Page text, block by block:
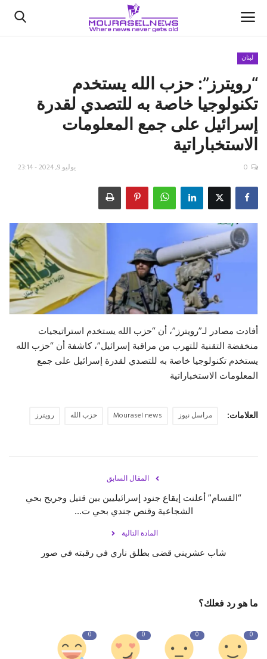
الأخبار
كتّابنا
السعودية
اقتصاد
علوم وتكنولوجيا
رياضة
لبنان
“رويترز”: حزب الله يستخدم
تكنولوجيا خاصة به للتصدي لقدرة
إسرائيل على جمع المعلومات
الاستخباراتية
يوليو 9, 2024 - 23:14 0
أفادت مصادر لـ”رويترز”، أن “حزب الله يستخدم استراتيجيات
منخفضة التقنية للتهرب من مراقبة إسرائيل”، كاشفة أن “حزب الله
يستخدم تكنولوجيا خاصة به للتصدي لقدرة إسرائيل على جمع
المعلومات الاستخباراتية
العلامات: مراسل نيوز Mourasel news حزب الله رويترز
المقال السابق
“القسام” أعلنت إيقاع جنود إسرائيليين بين قتيل وجريح بحي
الشجاعية وقنص جندي بحي ت...
المادة التالية
شاب عشريني قضى بطلق ناري في رقبته في صور
ما هو رد فعلك؟
0
0
0
0